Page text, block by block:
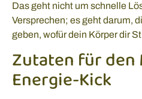
Das geht nicht um schnelle
Versprechen; es geht darum,
geben, wofür dein Körper dir
Zutaten für den
Energie-Kick